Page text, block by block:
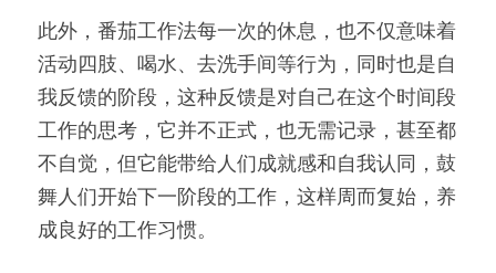
此外，番茄工作法每一次的休息，也不仅意味着
活动四肢、喝水、去洗手间等行为，同时也是自
我反馈的阶段，这种反馈是对自己在这个时间段
工作的思考，它并不正式，也无需记录，甚至都
不自觉，但它能带给人们成就感和自我认同，鼓
舞人们开始下一阶段的工作，这样周而复始，养
成良好的工作习惯。